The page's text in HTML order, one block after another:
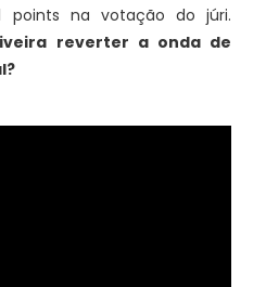
points na votação do júri.
reverter a onda de